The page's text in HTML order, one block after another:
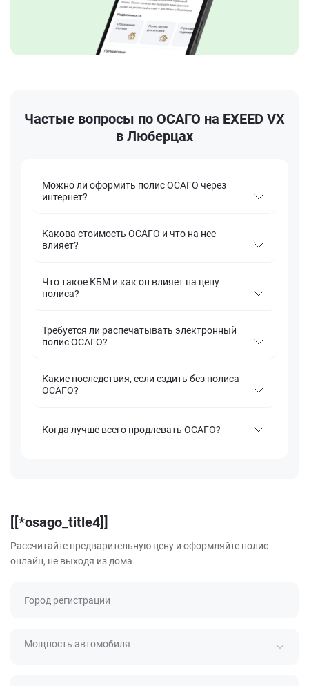
Частые вопросы по ОСАГО на EXEED VX
в Люберцах
Можно ли оформить полис ОСАГО через
интернет?
Какова стоимость ОСАГО и что на нее
влияет?
Что такое КБМ и как он влияет на цену
полиса?
Требуется ли распечатывать электронный
полис ОСАГО?
Какие последствия, если ездить без полиса
ОСАГО?
Когда лучше всего продлевать ОСАГО?
[[*osago_title4]]
Рассчитайте предварительную цену и оформляйте полис
онлайн, не выходя из дома
Город регистрации
Мощность автомобиля